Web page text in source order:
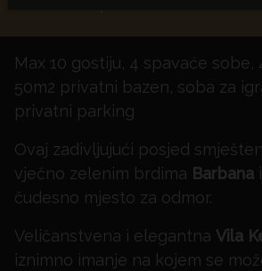
Max 10 gostiju, 4 spavaće sobe,
50m2 privatni bazen, soba za
privatni parking
Ovaj zadivljujući posjed
vječno zelenim brdima Barbana
čudesno mjesto za odmor.
Veličanstvena i elegantna Vila
iznimno imanje na kojem se